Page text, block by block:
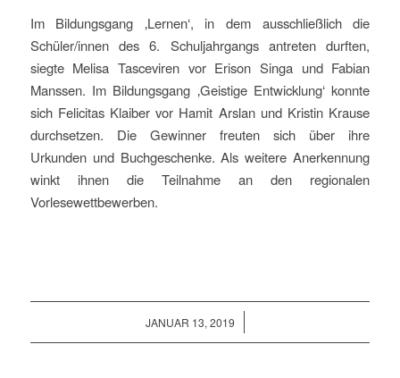
Im Bildungsgang ‚Lernen‘, in dem ausschließlich die
Schüler/innen des 6. Schuljahrgangs antreten durften,
siegte Melisa Tasceviren vor Erison Singa und Fabian
Manssen. Im Bildungsgang ‚Geistige Entwicklung‘ konnte
sich Felicitas Klaiber vor Hamit Arslan und Kristin Krause
durchsetzen. Die Gewinner freuten sich über ihre
Urkunden und Buchgeschenke. Als weitere Anerkennung
winkt ihnen die Teilnahme an den regionalen
Vorlesewettbewerben.
JANUAR 13, 2019
/